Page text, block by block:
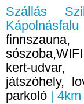
Szállás
kert-
játszóhely,
parkoló |